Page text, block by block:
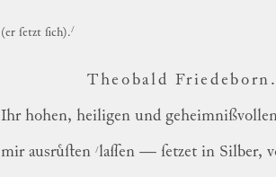
(er ſetzt ſich)./
Theobald Friedeborn.
Ihr hohen, heiligen und
mir ausruͤſten /laſſen — ſetzet in Silber,